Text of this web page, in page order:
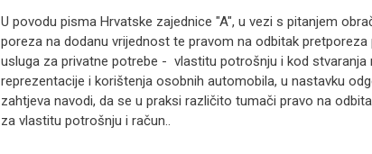
U povodu pisma Hrvatske zajednice "A", u vezi s pitanjem
poreza na dodanu vrijednost te pravom na odbitak pretporeza
usluga za privatne potrebe - vlastitu potrošnju i kod stvaranja
reprezentacije i korištenja osobnih automobila, u nastavku
zahtjeva navodi, da se u praksi različito tumači pravo na
za vlastitu potrošnju i račun..